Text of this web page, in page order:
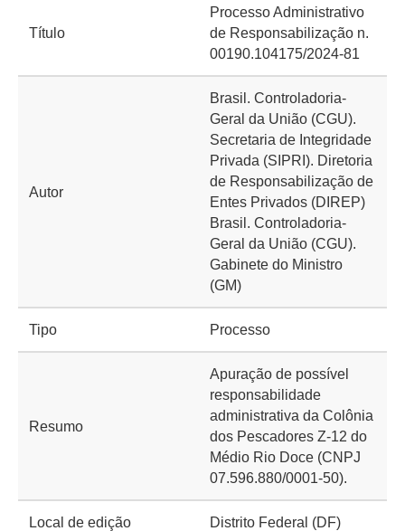
Título
Processo Administrativo
de Responsabilização n.
00190.104175/2024-81
Autor
Brasil. Controladoria-
Geral da União (CGU).
Secretaria de Integridade
Privada (SIPRI). Diretoria
de Responsabilização de
Entes Privados (DIREP)
Brasil. Controladoria-
Geral da União (CGU).
Gabinete do Ministro
(GM)
Tipo Processo
Resumo
Apuração de possível
responsabilidade
administrativa da Colônia
dos Pescadores Z-12 do
Médio Rio Doce (CNPJ
07.596.880/0001-50).
Local de edição Distrito Federal (DF)